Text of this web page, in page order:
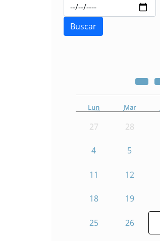
Lun Mar
27 28
4 5
11 12
18 19
25 26